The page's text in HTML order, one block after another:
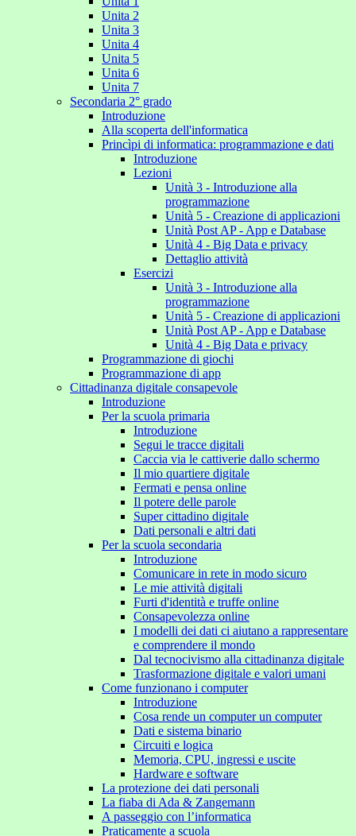
Unita 2
Unita 3
Unita 4
Unita 5
Unita 6
Unita 7
Secondaria 2° grado
Introduzione
Alla scoperta dell'informatica
Princìpi di informatica: programmazione e dati
Introduzione
Lezioni
Unità 3 - Introduzione alla
programmazione
Unità 5 - Creazione di applicazioni
Unità Post AP - App e Database
Unità 4 - Big Data e privacy
Dettaglio attività
Esercizi
Unità 3 - Introduzione alla
programmazione
Unità 5 - Creazione di applicazioni
Unità Post AP - App e Database
Unità 4 - Big Data e privacy
Programmazione di giochi
Programmazione di app
Cittadinanza digitale consapevole
Introduzione
Per la scuola primaria
Introduzione
Segui le tracce digitali
Caccia via le cattiverie dallo schermo
Il mio quartiere digitale
Fermati e pensa online
Il potere delle parole
Super cittadino digitale
Dati personali e altri dati
Per la scuola secondaria
Introduzione
Comunicare in rete in modo sicuro
Le mie attività digitali
Furti d'identità e truffe online
Consapevolezza online
I modelli dei dati ci aiutano a rappresentare
e comprendere il mondo
Dal tecnocivismo alla cittadinanza digitale
Trasformazione digitale e valori umani
Come funzionano i computer
Introduzione
Cosa rende un computer un computer
Dati e sistema binario
Circuiti e logica
Memoria, CPU, ingressi e uscite
Hardware e software
La protezione dei dati personali
La fiaba di Ada & Zangemann
A passeggio con l’informatica
Praticamente a scuola